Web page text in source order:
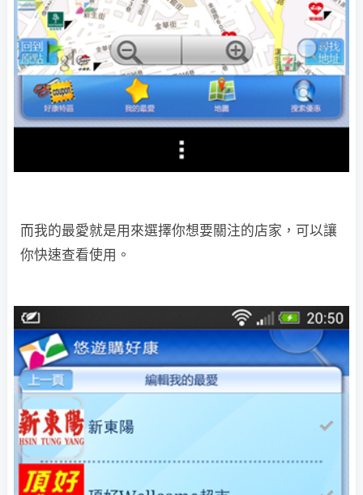
而我的最愛就是用來選擇你想要關注的店家，可以讓
你快速查看使用。